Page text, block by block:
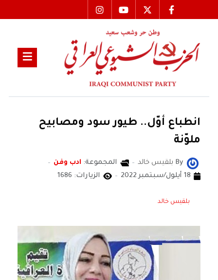
انطباع أوّل.. طيور سود ومصابيح
ملوّنة
By بلقيس خالد المجموعة: ادب وفن
18 أيلول/سبتمبر 2022
الزيارات: 1686
بلقيس خالد